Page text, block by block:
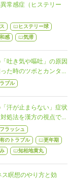
異常感症（ヒステリー
ヒステリー球
感
気滞
吐き気や嘔吐」の原因
た時のツボとカンタ...
ブル
汗が止まらない」症状
処法を漢方の視点で...
ラッシュ
のトラブル
更年期
知柏地黄丸
瞑想のやり方と効